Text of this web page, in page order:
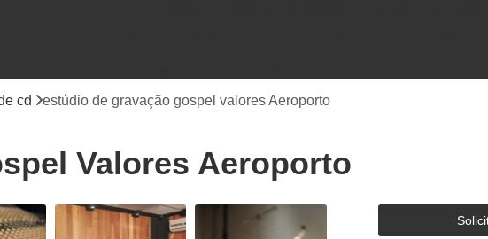
Gravação de Cd em Estúdio
Gravação de Música em Estúdio
Trilhas Sonoras para Filmes em Estudio de Gravação
Estúdio de Ensaio Musical
Estúdio de Gravação Ensaio
cd estúdio de gravação gospel valores Aeroporto
Valores Aeroporto